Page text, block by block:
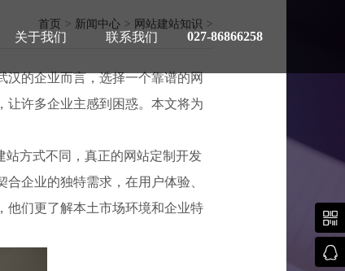
027-86866258
关于我们 联系我们
南
首页 > 新闻中心 > 网站建站知识 >
汉的企业而言，选择一个靠谱的网
让许多企业主感到困惑。本文将为
站方式不同，真正的网站定制开发
企业的独特需求，在用户体验、
他们更了解本土市场环境和企业特

